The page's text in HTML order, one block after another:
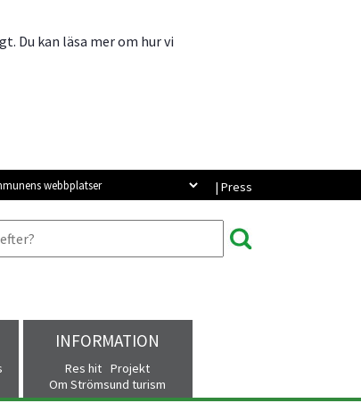
Du kan läsa mer om hur vi
| Press
webbplatser
INFORMATION
Res hit Projekt
Om Strömsund turism